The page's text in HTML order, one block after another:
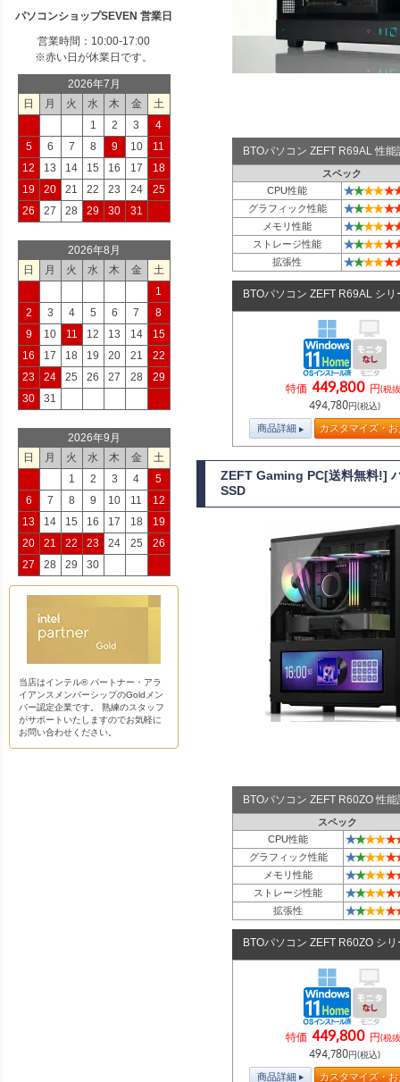
BTOパソコン ZEFT R69AL 性
スペック
CPU性能
★★★★★
グラフィック性能 ★★★★★
メモリ性能 ★★★★★
ストレージ性能 ★★★★★
拡張性 ★★★★★
BTOパソコン ZEFT R69AL シリ
特価 449,800 円(税
494,780円(税込)
商品詳細 カスタマイズ・
ZEFT Gaming PC[送料無料!]
SSD
BTOパソコン ZEFT R60ZO 性
スペック
CPU性能
★★★★★
グラフィック性能 ★★★★★
メモリ性能 ★★★★★
ストレージ性能 ★★★★★
拡張性 ★★★★★
BTOパソコン ZEFT R60ZO シリ
特価 449,800 円(税
494,780円(税込)
商品詳細 カスタマイズ・
パソコンショップSEVEN 営業日
営業時間：10:00-17:00
※赤い日が休業日です。
2026年7月
日
月 火 水 木 金
土
1
2 3
4
5
6 7 8 9 10
11
12
13 14 15 16 17
18
19
20 21 22 23 24
25
26
27 28 29 30 31
2026年8月
日
月 火 水 木 金
土
1
2
3 4 5 6 7
8
9
10 11 12 13 14
15
16
17 18 19 20 21
22
23
24 25 26 27 28
29
30
31
2026年9月
日
月 火 水 木 金
土
1
2 3 4
5
6
7 8 9 10 11
12
13
14 15 16 17 18
19
20
21 22 23 24 25
26
27
28 29 30
当店はインテル® パートナー・アラ
イアンスメンバーシップのGoldメン
バー認定企業です。 熟練のスタッフ
がサポートいたしますのでお気軽に
お問い合わせください。